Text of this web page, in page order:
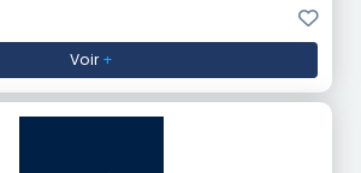
Voir+